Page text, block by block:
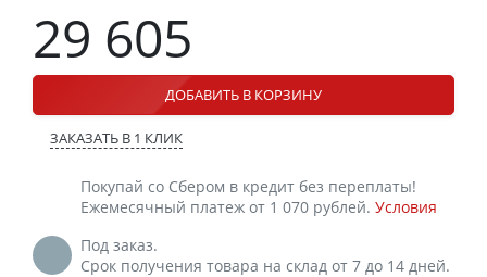
29 605
ДОБАВИТЬ В КОРЗИНУ
ЗАКАЗАТЬ В 1 КЛИК
Покупай со Сбером в кредит без переплаты!
Ежемесячный платеж от 1 070 рублей. Условия
Под заказ.
Срок получения товара на склад от 7 до 14 дней.